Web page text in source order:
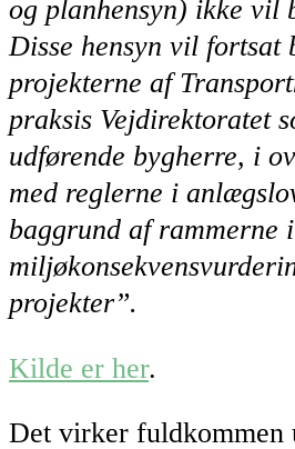
og planhensyn) ikke vil
Disse hensyn vil fortsat
projekterne af
praksis Vejdirektoratet
udførende bygherre, i
med reglerne i
baggrund aframmerne
projekter”.
Kilde er her.
Det virker fuldkommen